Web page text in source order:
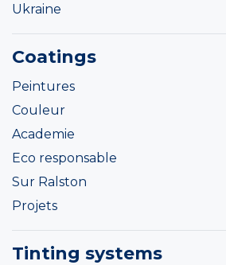
Ukraine
Coatings
Peintures
Couleur
Academie
Eco responsable
Sur Ralston
Projets
Tinting systems